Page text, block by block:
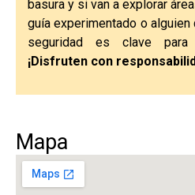
basura y si van a explorar
guía experimentado o alguien
seguridad es clave para
¡Disfruten con
Mapa